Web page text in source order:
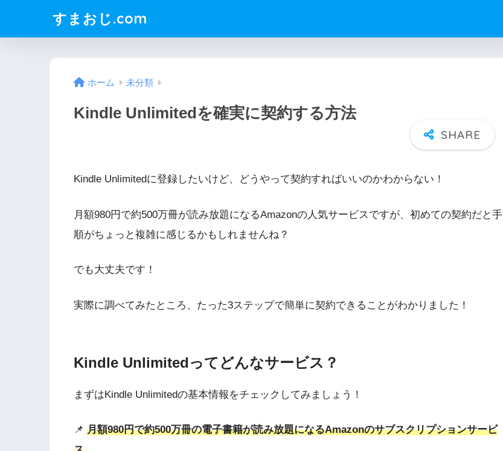
すまおじ.com
ホーム 未分類
Kindle Unlimitedを確実に契約する方法
Kindle Unlimitedに登録したいけど、どうやって契約すればいいのかわからない！
月額980円で約500万冊が読み放題になるAmazonの人気サービスですが、初めての契約だと手
順がちょっと複雑に感じるかもしれませんね？
でも大丈夫です！
実際に調べてみたところ、たった3ステップで簡単に契約できることがわかりました！
Kindle Unlimitedってどんなサービス？
まずはKindle Unlimitedの基本情報をチェックしてみましょう！
📌 月額980円で約500万冊の電子書籍が読み放題になるAmazonのサブスクリプションサービ